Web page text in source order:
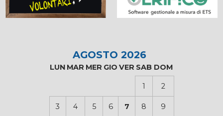
AGOSTO 2026
LUN MAR MER GIO VER SAB DOM
1 2
3 4 5 6 7 8 9